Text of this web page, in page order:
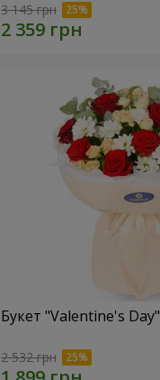
3 145 грн
Букет "Valentine's Day"
2 532 грн